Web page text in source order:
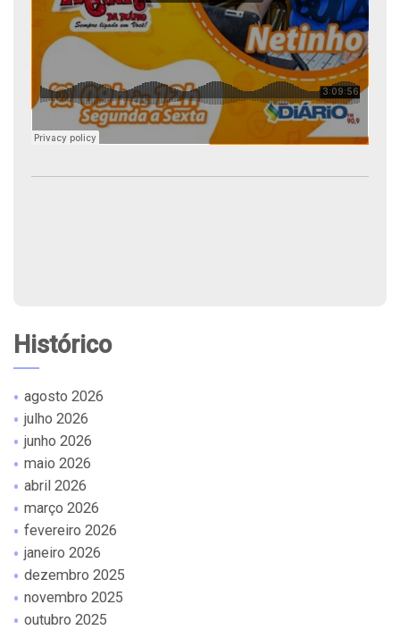
Histórico
agosto 2026
julho 2026
junho 2026
maio 2026
abril 2026
março 2026
fevereiro 2026
janeiro 2026
dezembro 2025
novembro 2025
outubro 2025